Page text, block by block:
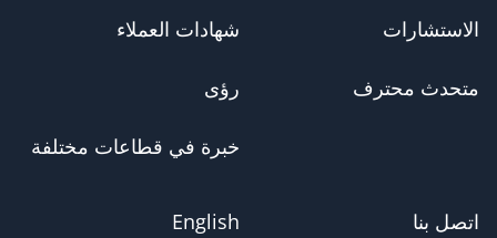
الاستشارات
متحدث محترف
شهادات العملاء
رؤى
خبرة في قطاعات مختلفة
اتصل بنا English